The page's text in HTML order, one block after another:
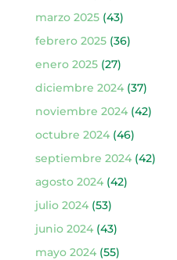
marzo 2025(43)
febrero 2025(36)
enero 2025(27)
diciembre 2024(37)
noviembre 2024(42)
octubre 2024(46)
septiembre 2024(42)
agosto 2024(42)
julio 2024(53)
junio 2024(43)
mayo 2024(55)